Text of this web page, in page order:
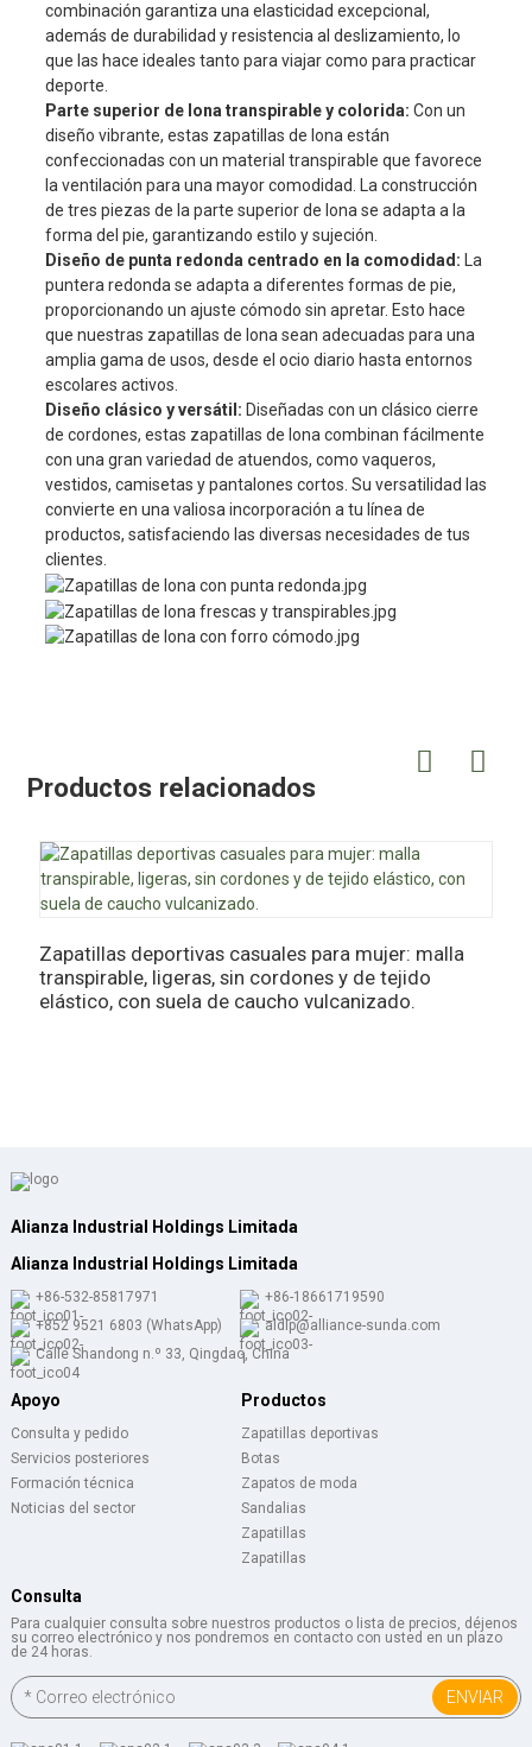
combinación garantiza una elasticidad excepcional,
además de durabilidad y resistencia al deslizamiento, lo
que las hace ideales tanto para viajar como para practicar
deporte.
Parte superior de lona transpirable y colorida: Con un
diseño vibrante, estas zapatillas de lona están
confeccionadas con un material transpirable que favorece
la ventilación para una mayor comodidad. La construcción
de tres piezas de la parte superior de lona se adapta a la
forma del pie, garantizando estilo y sujeción.
Diseño de punta redonda centrado en la comodidad:
La
puntera redonda se adapta a diferentes formas de pie,
proporcionando un ajuste cómodo sin apretar. Esto hace
que nuestras zapatillas de lona sean adecuadas para una
amplia gama de usos, desde el ocio diario hasta entornos
escolares activos.
Diseño clásico y versátil: Diseñadas con un clásico cierre
de cordones, estas zapatillas de lona combinan fácilmente
con una gran variedad de atuendos, como vaqueros,
vestidos, camisetas y pantalones cortos. Su versatilidad las
convierte en una valiosa incorporación a tu línea de
productos, satisfaciendo las diversas necesidades de tus
clientes.
Productos relacionados
Zapatillas deportivas casuales para mujer: malla
transpirable, ligeras, sin cordones y de tejido
elástico, con suela de caucho vulcanizado.
Alianza Industrial Holdings Limitada
Alianza Industrial Holdings Limitada
+86-532-85817971
+86-18661719590
+852 9521 6803 (WhatsApp)
aldlp@alliance-sunda.com
Calle Shandong n.º 33, Qingdao, China
Apoyo
Consulta y pedido
Servicios posteriores
Formación técnica
Noticias del sector
Productos
Zapatillas deportivas
Botas
Zapatos de moda
Sandalias
Zapatillas
Zapatillas
Consulta
Para cualquier consulta sobre nuestros productos o lista de precios, déjenos
su correo electrónico y nos pondremos en contacto con usted en un plazo
de 24 horas.
ENVIAR